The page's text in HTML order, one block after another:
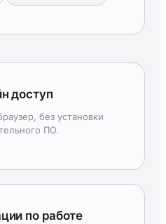
доступ
без установки
ПО.
по работе